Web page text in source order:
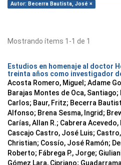
Autor: Becerra Bautista, José ×
Mostrando ítems 1-1 de 1
Estudios en homenaje al doctor
treinta años como investigador
Acosta Romero, Miguel; Adame
Barajas Montes de Oca,
Carlos; Baur, Fritz; Becerra
Alfonso; Brena Sesma, Ingrid;
Carías, Allan R.; Cabrera
Cascajo Castro, José Luis;
Christian; Cossío, José Ramón;
Roberto; Fábrega P., Jorge;
Gómez Lara, Cipriano;